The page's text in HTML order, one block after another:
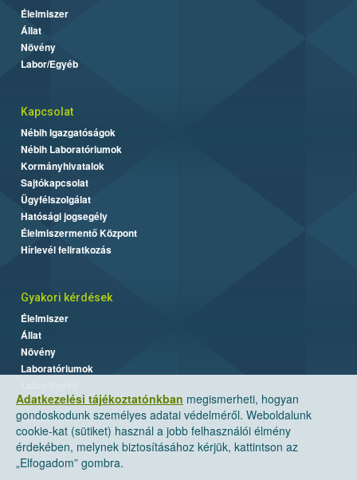
Adatkezelési tájékoztatónkban megismerheti, hogyan
gondoskodunk személyes adatai védelméről. Weboldalunk
cookie-kat (sütiket) használ a jobb felhasználói élmény
érdekében, melynek biztosításához kérjük, kattintson az
„Elfogadom” gombra.
Élelmiszer
Állat
Növény
Labor/Egyéb
Kapcsolat
Nébih Igazgatóságok
Nébih Laboratóriumok
Kormányhivatalok
Sajtókapcsolat
Ügyfélszolgálat
Hatósági jogsegély
Élelmiszermentő Központ
Hírlevél feliratkozás
Gyakori kérdések
Élelmiszer
Állat
Növény
Laboratóriumok